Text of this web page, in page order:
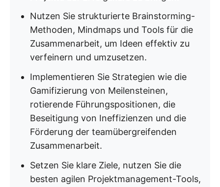
Nutzen Sie strukturierte Brainstorming-
Methoden, Mindmaps und Tools für die
Zusammenarbeit, um Ideen effektiv zu
verfeinern und umzusetzen.
Implementieren Sie Strategien wie die
Gamifizierung von Meilensteinen,
rotierende Führungspositionen, die
Beseitigung von Ineffizienzen und die
Förderung der teamübergreifenden
Zusammenarbeit.
Setzen Sie klare Ziele, nutzen Sie die
besten agilen Projektmanagement-Tools,